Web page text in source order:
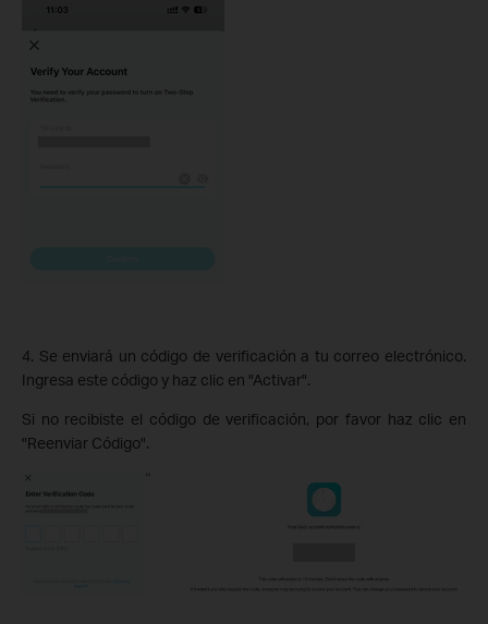
4. Se enviará un código de verificación a tu correo electrónico.
Ingresa este código y haz clic en "Activar".
Si no recibiste el código de verificación, por favor haz clic en
"Reenviar Código".